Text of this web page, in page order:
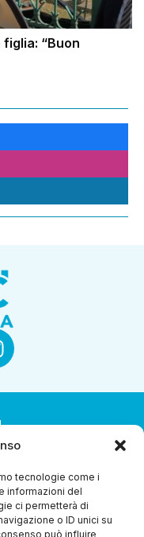
tecnologie come i
informazioni del
ci permetterà di
o ID unici su
può influire
figlia: “Buon
di direzione e
3.0 Soc. Coop.
42124 Reggio Emilia